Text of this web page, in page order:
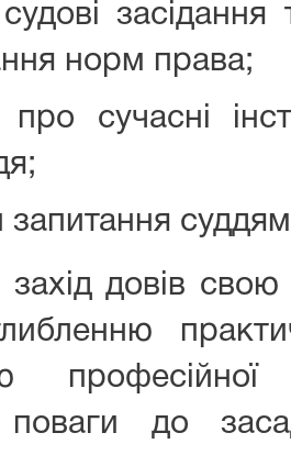
судові
норм права;
про сучасні
запитання
захід довів свою
професійної
до